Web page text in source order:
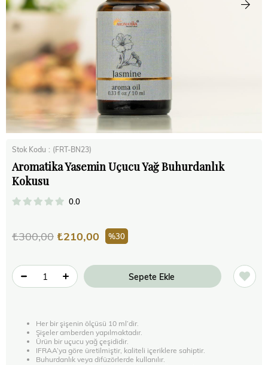
Stok Kodu (FRT-BN23)
Aromatika Yasemin Uçucu Yağ Buhurdanlık
Kokusu
0.0
₺300,00 ₺210,00 30
Her bir şişenin ölçüsü 10 ml’dir.
Şişeler amberden yapılmaktadır.
Ürün bir uçucu yağ çeşididir.
IFRAA’ya göre üretilmiştir, kaliteli içeriklere sahiptir.
Buhurdanlık veya difüzörlerde kullanılır.